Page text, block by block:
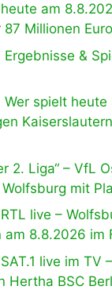
am
Millionen
&
Wer spielt
2. Liga“ – VfL
mit
live –
am 8.8.2026 im
live im TV
Hertha BSC